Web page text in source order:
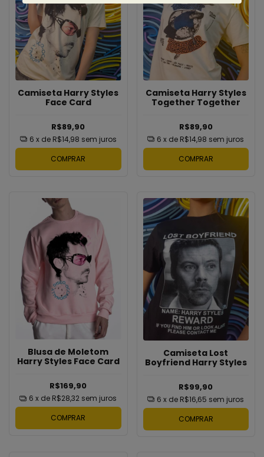
Camiseta Harry Styles
Face Card
R$89,90
6 x de R$14,98 sem juros
COMPRAR
Camiseta Harry Styles
Together Together
R$89,90
6 x de R$14,98 sem juros
COMPRAR
Blusa de Moletom
Harry Styles Face Card
R$169,90
6 x de R$28,32 sem juros
COMPRAR
Camiseta Lost
Boyfriend Harry Styles
R$99,90
6 x de R$16,65 sem juros
COMPRAR